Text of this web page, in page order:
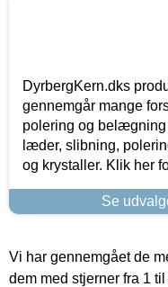
DyrbergKern.dks
gennemgår mange
polering og
læder, slibning,
og krystaller. Klik her
Se
Vi har gennemgået de
dem med stjerner fra 1